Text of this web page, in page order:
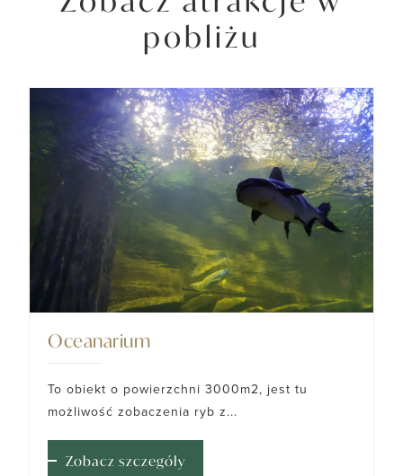
pobliżu
Oceanarium
To obiekt o powierzchni 3000m2, jest tu
możliwość zobaczenia ryb z...
Zobacz szczegóły